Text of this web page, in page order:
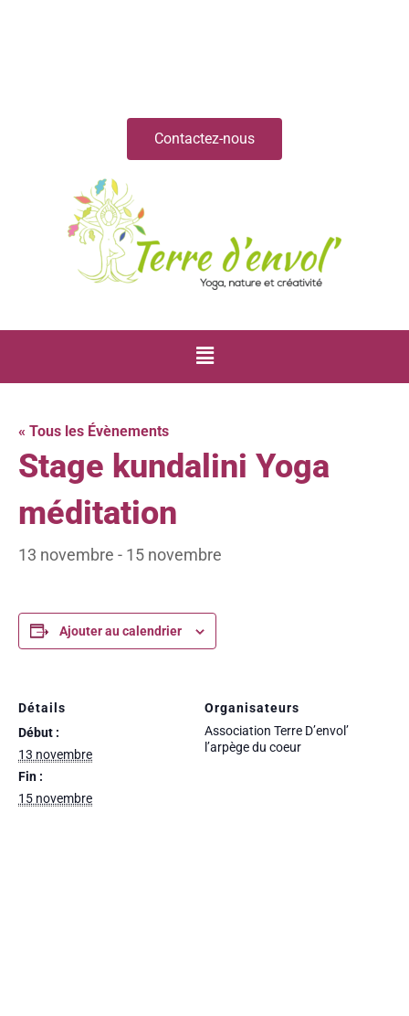
Contactez-nous
« Tous les Évènements
Stage kundalini Yoga
méditation
13 novembre - 15 novembre
Ajouter au calendrier
Détails
Début :
13 novembre
Fin :
15 novembre
Organisateurs
Association Terre D’envol’
l’arpège du coeur